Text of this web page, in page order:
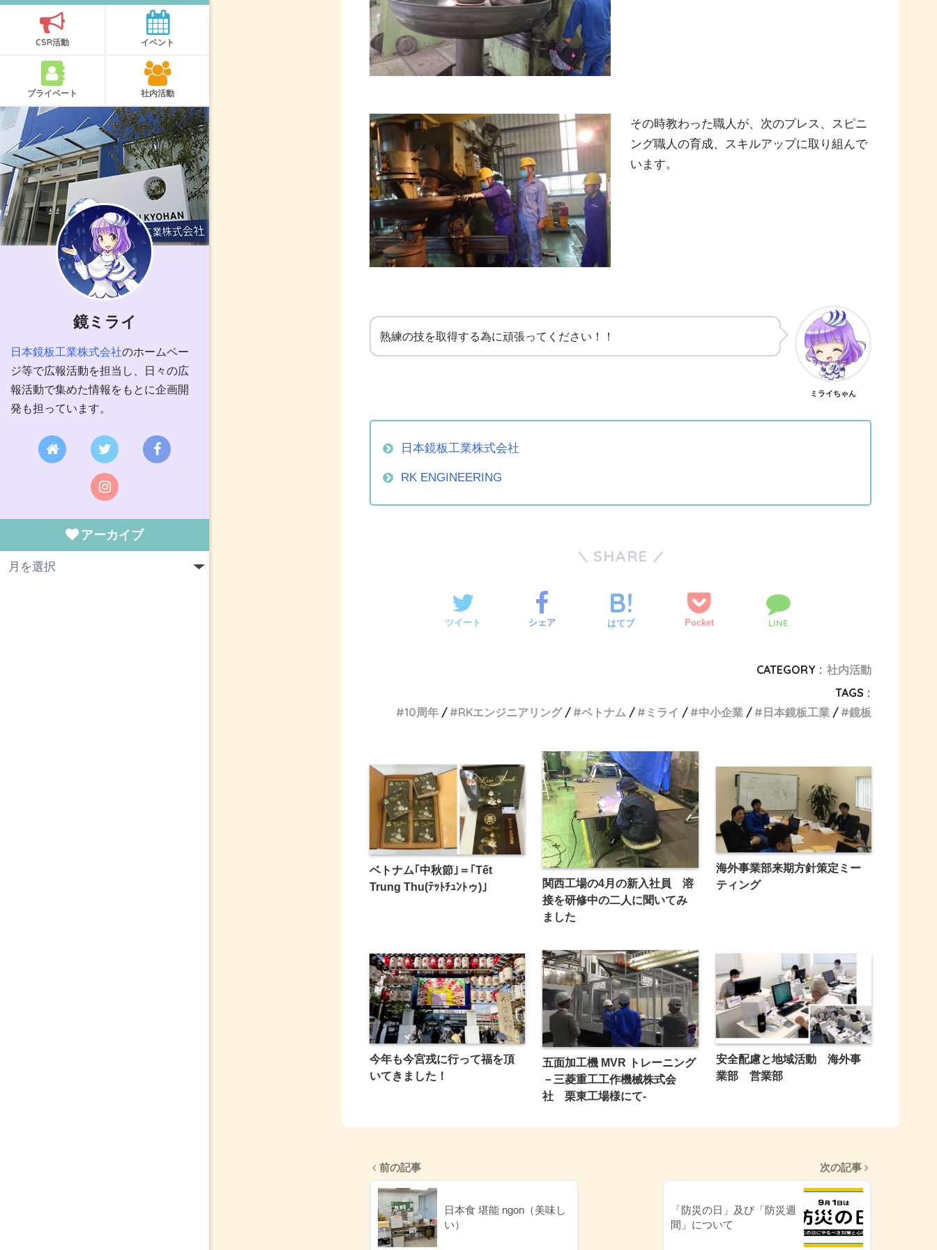
CSR活動 イベント
プライベート 社内活動
鏡ミライ
日本鏡板工業株式会社のホームペー
ジ等で広報活動を担当し、日々の広
報活動で集めた情報をもとに企画開
発も担っています。
アーカイブ
その時教わった職人が、次のプレス、スピニ
ング職人の育成、スキルアップに取り組んで
います。
熟練の技を取得する為に頑張ってください！！
ミライちゃん
日本鏡板工業株式会社
RK ENGINEERING
SHARE
ツイート シェア はてブ Pocket LINE
CATEGORY : 社内活動
TAGS :
10周年
RKエンジニアリング ベトナム ミライ 中小企業 日本鏡板工業 鏡板
ベトナム｢中秋節｣＝｢Tết
Trung Thu(ﾃｯﾄﾁｭﾝﾄゥ)｣
関西工場の4月の新入社員 溶
接を研修中の二人に聞いてみ
ました
海外事業部来期方針策定ミー
ティング
今年も今宮戎に行って福を頂
いてきました！
五面加工機 MVR トレーニング
－三菱重工工作機械株式会
社 栗東工場様にて-
安全配慮と地域活動 海外事
業部 営業部
前の記事
日本食 堪能 ngon（美味し
い）
次の記事
「防災の日」及び「防災週
間」について